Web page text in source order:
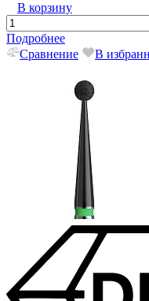
В корзину
Подробнее
Сравнение
В